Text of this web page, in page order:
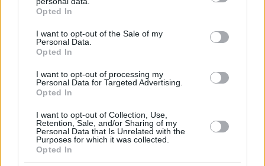
grant or deny consent to Google and its third-party tags to
use your data for below specified purposes in below Google
consent section.
Opted In
I want to opt-out of the Sale of my
Personal Data.
Opted In
I want to opt-out of processing my
Personal Data for Targeted Advertising.
Opted In
I want to opt-out of Collection, Use,
Retention, Sale, and/or Sharing of my
Personal Data that Is Unrelated with the
Purposes for which it was collected.
Opted In
03.08.2026, 10:56
Επαγγελματική Εκπαίδευση & Εξειδίκευση: Το Mοντέλο που
σε Bάζει στην Aγορά Eργασίας
26.07.2026, 09:54
ΡΟΗ ΕΙΔΗΣΕΩΝ
Ειδήσεις Δημοφιλή